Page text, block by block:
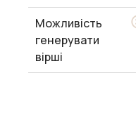
Можливість
генерувати
вірші